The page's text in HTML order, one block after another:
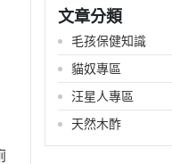
文章分類
毛孩保健知識
貓奴專區
汪星人專區
天然木酢